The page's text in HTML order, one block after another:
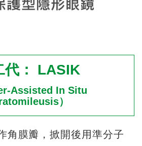
代： LASIK
Assisted In Situ
）
角膜瓣，掀開後用準分子